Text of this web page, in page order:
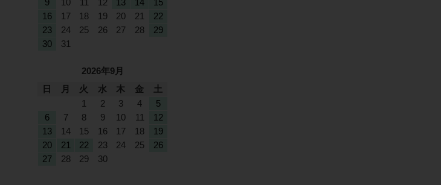
9
10 11 12 13 14
15
16
17 18 19 20 21
22
23
24 25 26 27 28
29
30
31
2026年9月
日
月 火 水 木 金
土
1
2 3 4
5
6
7 8 9 10 11
12
13
14 15 16 17 18
19
20
21 22 23 24 25
26
27
28 29 30